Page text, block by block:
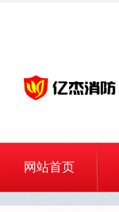
网站首页